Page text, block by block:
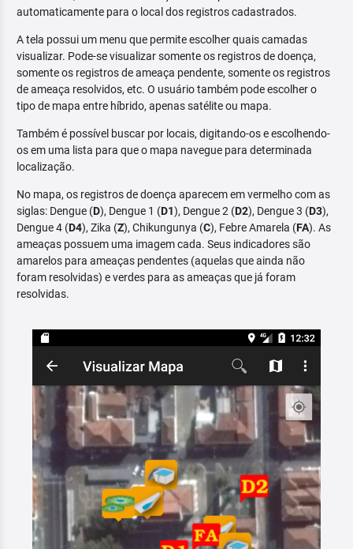
automaticamente para o local dos registros cadastrados.
A tela possui um menu que permite escolher quais camadas
visualizar. Pode-se visualizar somente os registros de doença,
somente os registros de ameaça pendente, somente os registros
de ameaça resolvidos, etc. O usuário também pode escolher o
tipo de mapa entre híbrido, apenas satélite ou mapa.
Também é possível buscar por locais, digitando-os e escolhendo-
os em uma lista para que o mapa navegue para determinada
localização.
No mapa, os registros de doença aparecem em vermelho com as
siglas: Dengue (D), Dengue 1 (D1), Dengue 2 (D2), Dengue 3 (D3),
Dengue 4 (D4), Zika (Z), Chikungunya (C), Febre Amarela (FA). As
ameaças possuem uma imagem cada. Seus indicadores são
amarelos para ameaças pendentes (aquelas que ainda não
foram resolvidas) e verdes para as ameaças que já foram
resolvidas.